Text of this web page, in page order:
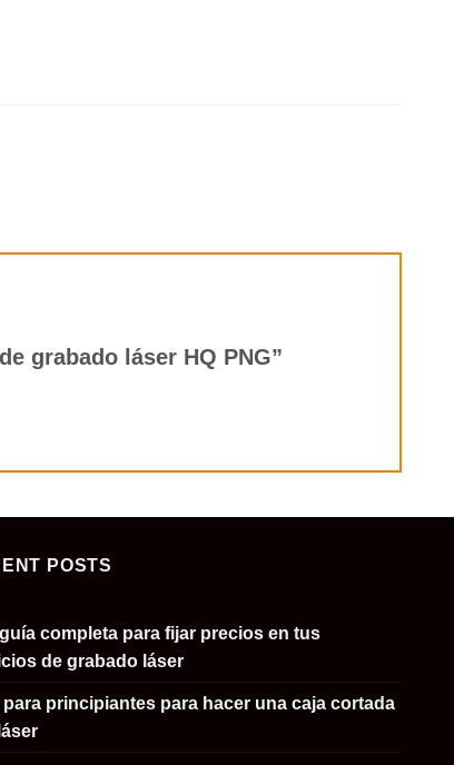
grabado láser HQ PNG”
POSTS
completa para fijar precios en tus
de grabado láser
para principiantes para hacer una caja cortada